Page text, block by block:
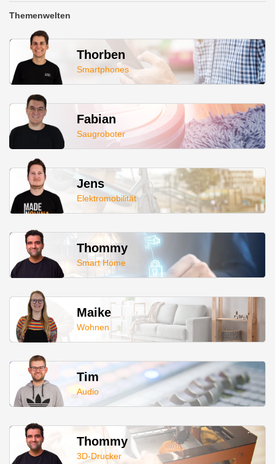
Themenwelten
Thorben
Smartphones
Fabian
Saugroboter
Jens
Elektromobilität
Thommy
Smart Home
Maike
Wohnen
Tim
Audio
Thommy
3D-Drucker